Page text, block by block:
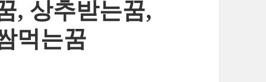
, 상추받는꿈,
먹는꿈